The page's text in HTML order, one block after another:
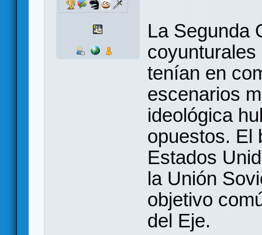
La Segunda
tenían en
escenarios
ideológica
opuestos. El
Estados
la Unión
objetivo
del Eje.